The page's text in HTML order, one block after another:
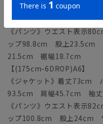
《ジャケット》着丈
91.5cm 肩幅45cm 袖丈
《パンツ》ウエスト表示
ップ98.8cm 股上23.5cm
21.5cm 裾幅18.7cm
【(175cm-6DROP)A6】
《ジャケット》着丈73cm
93.5cm 肩幅45.7cm 袖
《パンツ》ウエスト表示
ップ100.8cm 股上24cm